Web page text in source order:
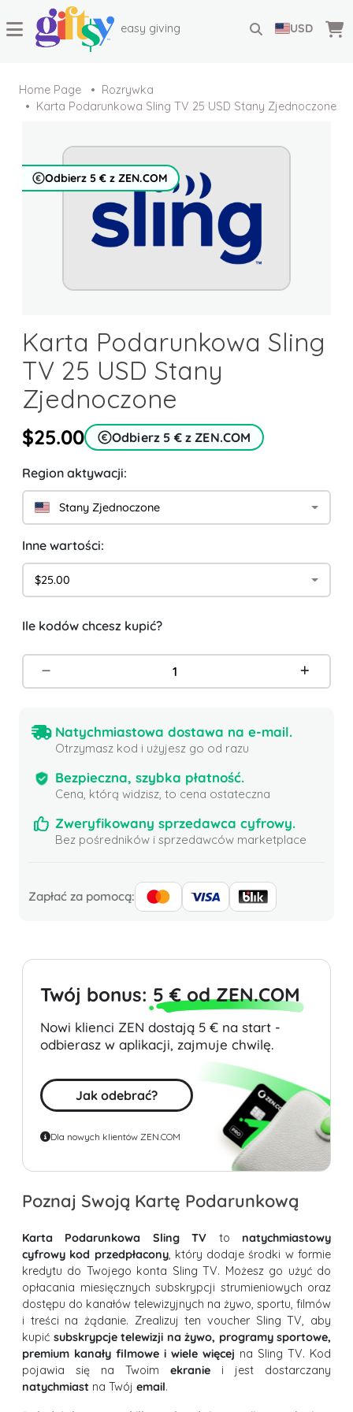
easy giving USD
Home Page
Rozrywka
Karta Podarunkowa Sling TV 25 USD Stany Zjednoczone
Odbierz 5 € z ZEN.COM
Karta Podarunkowa Sling
TV 25 USD Stany
Zjednoczone
$25.00 Odbierz 5 € z ZEN.COM
Region aktywacji:
Stany Zjednoczone
Inne wartości:
$25.00
Ile kodów chcesz kupić?
Natychmiastowa dostawa na e-mail.
Otrzymasz kod i użyjesz go od razu
Bezpieczna, szybka płatność.
Cena, którą widzisz, to cena ostateczna
Zweryfikowany sprzedawca cyfrowy.
Bez pośredników i sprzedawców marketplace
Zapłać za pomocą:
Twój bonus: 5 € od ZEN.COM
Nowi klienci ZEN dostają 5 € na start -
odbierasz w aplikacji, zajmuje chwilę.
Jak odebrać?
Dla nowych klientów ZEN.COM
Poznaj Swoją Kartę Podarunkową
Karta Podarunkowa Sling TV to natychmiastowy
cyfrowy kod przedpłacony, który dodaje środki w formie
kredytu do Twojego konta Sling TV. Możesz go użyć do
opłacania miesięcznych subskrypcji strumieniowych oraz
dostępu do kanałów telewizyjnych na żywo, sportu, filmów
i treści na żądanie. Zrealizuj ten voucher Sling TV, aby
kupić subskrypcje telewizji na żywo, programy sportowe,
premium kanały filmowe i wiele więcej na Sling TV. Kod
pojawia się na Twoim ekranie i jest dostarczany
natychmiast na Twój email.